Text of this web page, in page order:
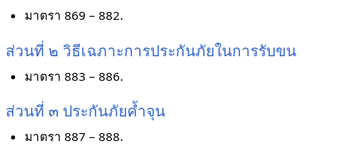
มาตรา 869 – 882.
ส่วนที่ ๒ วิธีเฉภาะการประกันภัยในการรับขน
มาตรา 883 – 886.
ส่วนที่ ๓ ประกันภัยค้ำจุน
มาตรา 887 – 888.